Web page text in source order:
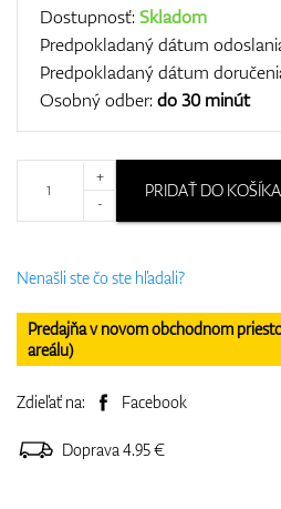
Dostupnosť:Skladom
Predpokladaný dátum
Predpokladaný dátum
Osobný odber:do 30 minút
+
-
PRIDAŤ DO KOŠÍKA
Nenašli ste čo ste hľadali?
Predajňa v novom obchodnom
areálu)
Zdieľať na: Facebook
Doprava 4.95 €